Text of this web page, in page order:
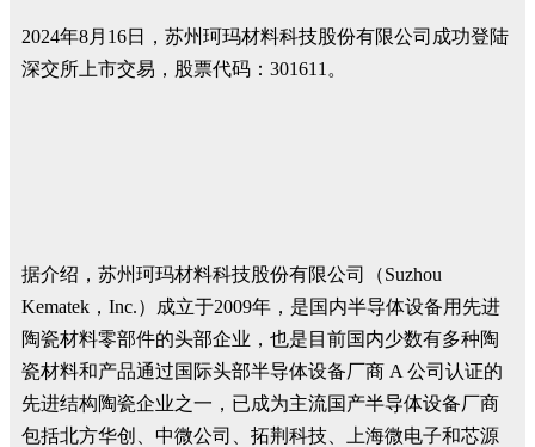
2024年8月16日，苏州珂玛材料科技股份有限公司成功登陆
深交所上市交易，股票代码：301611。
据介绍，苏州珂玛材料科技股份有限公司（Suzhou
Kematek，Inc.）成立于2009年，是国内半导体设备用先进
陶瓷材料零部件的头部企业，也是目前国内少数有多种陶
瓷材料和产品通过国际头部半导体设备厂商 A 公司认证的
先进结构陶瓷企业之一，已成为主流国产半导体设备厂商
包括北方华创、中微公司、拓荆科技、上海微电子和芯源